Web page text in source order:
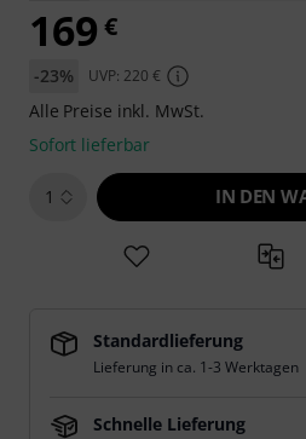
169 €
-23% UVP: 220 €
Alle Preise inkl. MwSt.
Sofort lieferbar
1 IN DEN
Standardlieferung
Lieferung in ca. 1-3 Werktagen
Schnelle Lieferung